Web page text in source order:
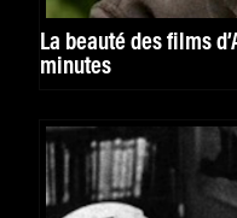
La beauté des films
minutes